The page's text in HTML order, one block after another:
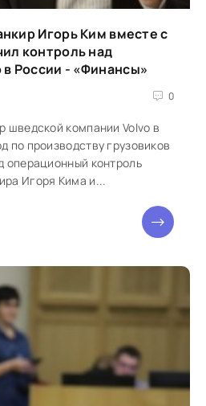
Игорь Ким вместе с
контроль над
России - «Финансы»
0
шведской компании Volvo в
по производству грузовиков
операционный контроль
Игоря Кима и...